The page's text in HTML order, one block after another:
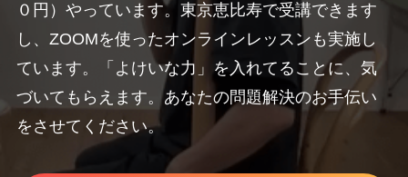
０円）やっています。東京恵比寿で受講できます
し、ZOOMを使ったオンラインレッスンも実施し
ています。「よけいな力」を入れてることに、気
づいてもらえます。あなたの問題解決のお手伝い
をさせてください。